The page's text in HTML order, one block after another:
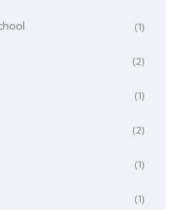
(1)
(2)
(1)
(2)
(1)
(1)